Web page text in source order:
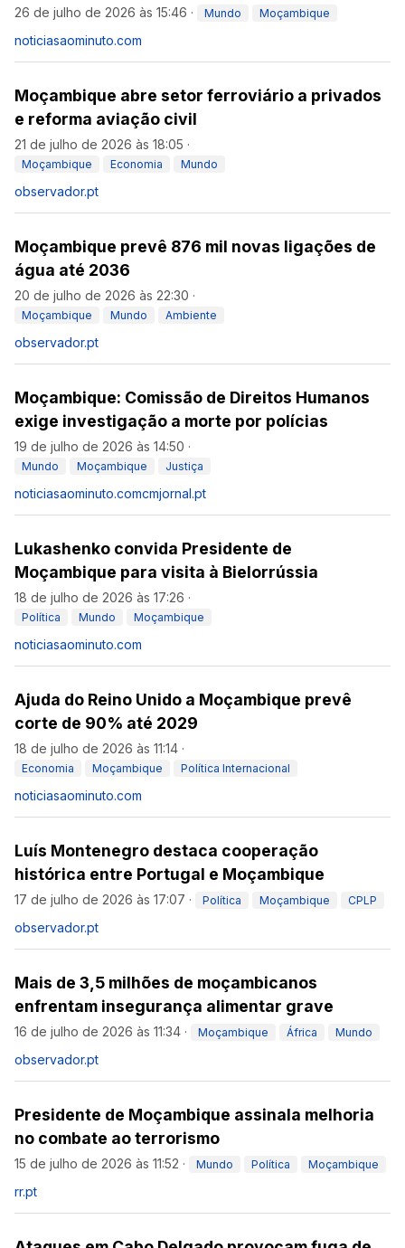
26 de julho de 2026 às 15:46 · Mundo Moçambique
noticiasaominuto.com
Moçambique abre setor ferroviário a privados
e reforma aviação civil
21 de julho de 2026 às 18:05 ·
Moçambique Economia Mundo
observador.pt
Moçambique prevê 876 mil novas ligações de
água até 2036
20 de julho de 2026 às 22:30 ·
Moçambique Mundo Ambiente
observador.pt
Moçambique: Comissão de Direitos Humanos
exige investigação a morte por polícias
19 de julho de 2026 às 14:50 ·
Mundo Moçambique Justiça
noticiasaominuto.comcmjornal.pt
Lukashenko convida Presidente de
Moçambique para visita à Bielorrússia
18 de julho de 2026 às 17:26 ·
Política Mundo Moçambique
noticiasaominuto.com
Ajuda do Reino Unido a Moçambique prevê
corte de 90% até 2029
18 de julho de 2026 às 11:14 ·
Economia Moçambique Política Internacional
noticiasaominuto.com
Luís Montenegro destaca cooperação
histórica entre Portugal e Moçambique
17 de julho de 2026 às 17:07 · Política Moçambique CPLP
observador.pt
Mais de 3,5 milhões de moçambicanos
enfrentam insegurança alimentar grave
16 de julho de 2026 às 11:34 · Moçambique África Mundo
observador.pt
Presidente de Moçambique assinala melhoria
no combate ao terrorismo
15 de julho de 2026 às 11:52 · Mundo Política Moçambique
rr.pt